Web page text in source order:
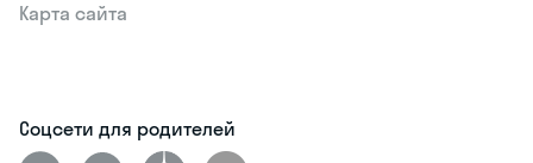
Карта сайта
Соцсети для родителей